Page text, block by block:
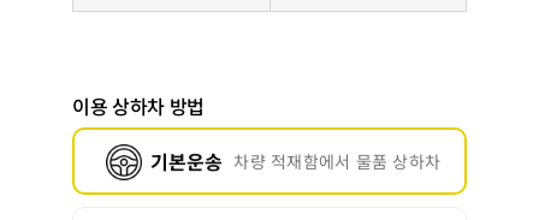
이용 상하차 방법
기본운송 차량 적재함에서 물품 상하차